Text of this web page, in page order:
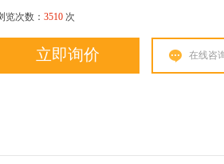
览次数： 3510 次
立即询价 在线咨